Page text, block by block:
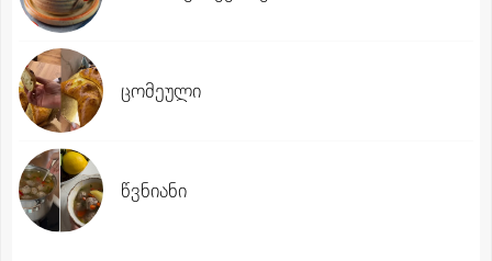
ცომეული
წვნიანი